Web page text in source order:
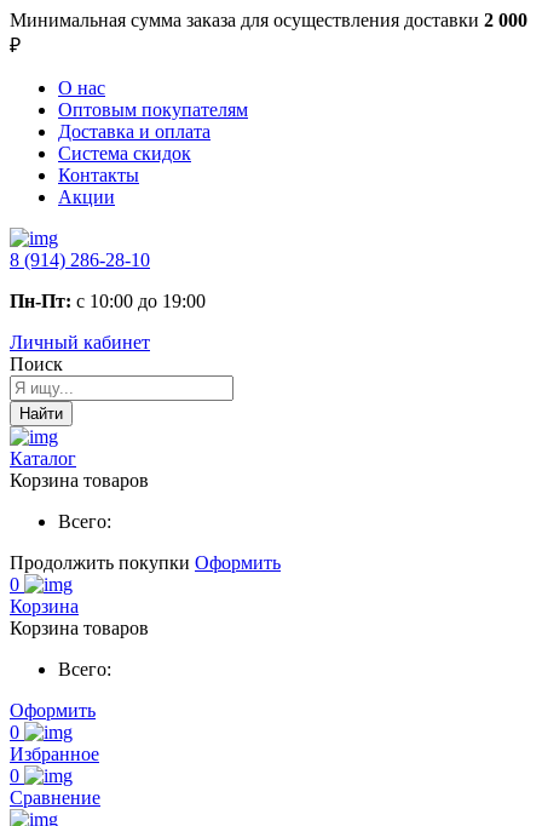
Минимальная сумма заказа для осуществления доставки 2 000
₽
О нас
Оптовым покупателям
Доставка и оплата
Система скидок
Контакты
Акции
8 (914) 286-28-10
Пн-Пт: с 10:00 до 19:00
Личный кабинет
Поиск
Найти
Каталог
Корзина товаров
Всего:
Продолжить покупки Оформить
0
Корзина
Корзина товаров
Всего:
Оформить
0
Избранное
0
Сравнение